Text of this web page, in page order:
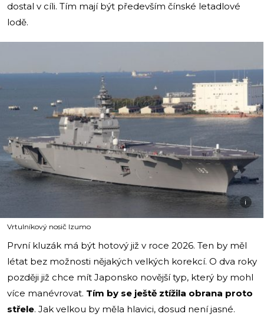
dostal v cíli. Tím mají být především čínské letadlové
lodě.
i
Vrtulníkový nosič Izumo
První kluzák má být hotový již v roce 2026. Ten by měl
létat bez možnosti nějakých velkých korekcí. O dva roky
později již chce mít Japonsko novější typ, který by mohl
více manévrovat. Tím by se ještě ztížila obrana proto
střele. Jak velkou by měla hlavici, dosud není jasné.